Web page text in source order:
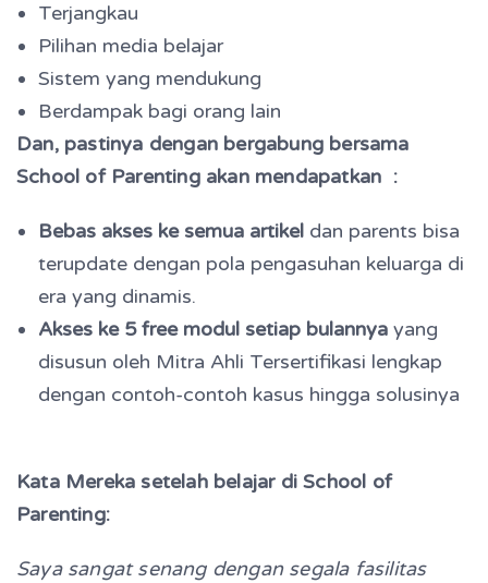
Terjangkau
Pilihan media belajar
Sistem yang mendukung
Berdampak bagi orang lain
Dan, pastinya dengan bergabung bersama
School of Parenting akan mendapatkan :
Bebas akses ke semua artikel dan parents bisa
terupdate dengan pola pengasuhan keluarga di
era yang dinamis.
Akses ke 5 free modul setiap bulannya yang
disusun oleh Mitra Ahli Tersertifikasi lengkap
dengan contoh-contoh kasus hingga solusinya
Kata Mereka setelah belajar di School of
Parenting:
Saya sangat senang dengan segala fasilitas